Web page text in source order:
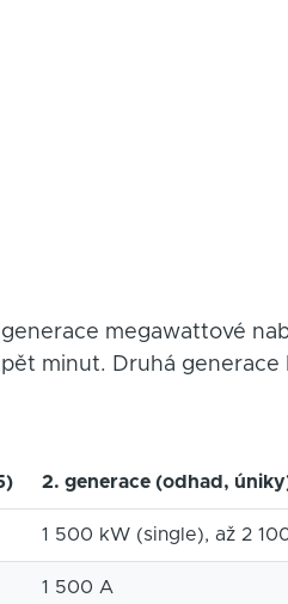
megawattové
minut. Druhá
2. generace (odhad,
1 500 kW (single), až 2
1 500 A